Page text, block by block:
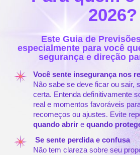
2026?
Este Guia de
especialmente para você
segurança e direção
Você sente insegurança nos
Não sabe se deve ficar ou sair,
certa. Entenda definitivamente
real e momentos favoráveis
recomeços ou ajustes. Evite
quando abrire quando
Se sente perdida e confusa
Não tem clareza sobre seu